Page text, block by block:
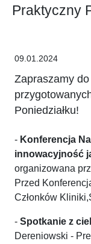
Praktyczny
09.01.2024
Zapraszamy
Poniedziałku!
- Konferencja
innowacyjność
organizowana
Przed
Członków Kliniki,
- Spotkanie z
Dereniowski -